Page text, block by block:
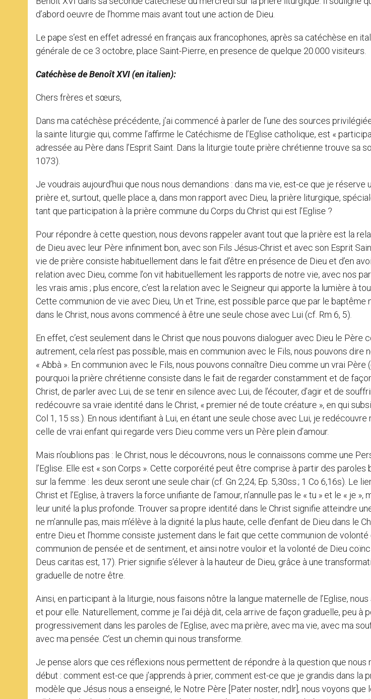
d’abord oeuvre de l’homme mais avant tout une action de Dieu.
Le pape s’est en effet adressé en français aux francophones, après sa catéchèse en
générale de ce 3 octobre, place Saint-Pierre, en presence de quelque 20.000 visiteurs.
Catéchèse de Benoît XVI (en italien):
Chers frères et sœurs,
Dans ma catéchèse précédente, j’ai commencé à parler de l’une des sources
la sainte liturgie qui, comme l’affirme le Catéchisme de l’Eglise catholique, est «
adressée au Père dans l’Esprit Saint. Dans la liturgie toute prière chrétienne trouve sa
1073).
Je voudrais aujourd’hui que nous nous demandions : dans ma vie, est-ce que je réserve
prière et, surtout, quelle place a, dans mon rapport avec Dieu, la prière liturgique,
tant que participation à la prière commune du Corps du Christ qui est l’Eglise ?
Pour répondre à cette question, nous devons rappeler avant tout que la prière est la
de Dieu avec leur Père infiniment bon, avec son Fils Jésus-Christ et avec son Esprit
vie de prière consiste habituellement dans le fait d’être en présence de Dieu et d’en
relation avec Dieu, comme l’on vit habituellement les rapports de notre vie, avec nos
les vrais amis ; plus encore, c’est la relation avec le Seigneur qui apporte la lumière à
Cette communion de vie avec Dieu, Un et Trine, est possible parce que par le baptême
dans le Christ, nous avons commencé à être une seule chose avec Lui (cf. Rm 6, 5).
En effet, c’est seulement dans le Christ que nous pouvons dialoguer avec Dieu le Père
autrement, cela n’est pas possible, mais en communion avec le Fils, nous pouvons dire
« Abbà ». En communion avec le Fils, nous pouvons connaître Dieu comme un vrai Père
pourquoi la prière chrétienne consiste dans le fait de regarder constamment et de
Christ, de parler avec Lui, de se tenir en silence avec Lui, de l’écouter, d’agir et de
redécouvre sa vraie identité dans le Christ, « premier né de toute créature », en qui
Col 1, 15 ss.). En nous identifiant à Lui, en étant une seule chose avec Lui, je
celle de vrai enfant qui regarde vers Dieu comme vers un Père plein d’amour.
Mais n’oublions pas : le Christ, nous le découvrons, nous le connaissons comme une
l’Eglise. Elle est « son Corps ». Cette corporéité peut être comprise à partir des paroles
sur la femme : les deux seront une seule chair (cf. Gn 2,24; Ep. 5,30ss.; 1 Co 6,16s). Le
Christ et l’Eglise, à travers la force unifiante de l’amour, n’annulle pas le « tu » et le « je
leur unité la plus profonde. Trouver sa propre identité dans le Christ signifie atteindre
ne m’annulle pas, mais m’élève à la dignité la plus haute, celle d’enfant de Dieu dans le
entre Dieu et l’homme consiste justement dans le fait que cette communion de volonté
communion de pensée et de sentiment, et ainsi notre vouloir et la volonté de Dieu
Deus caritas est, 17). Prier signifie s’élever à la hauteur de Dieu, grâce à une
graduelle de notre être.
Ainsi, en participant à la liturgie, nous faisons nôtre la langue maternelle de l’Eglise,
et pour elle. Naturellement, comme je l’ai déjà dit, cela arrive de façon graduelle, peu à
progressivement dans les paroles de l’Eglise, avec ma prière, avec ma vie, avec ma
avec ma pensée. C’est un chemin qui nous transforme.
Je pense alors que ces réflexions nous permettent de répondre à la question que nous
début : comment est-ce que j’apprends à prier, comment est-ce que je grandis dans la
modèle que Jésus nous a enseigné, le Notre Père [Pater noster, ndlr], nous voyons que